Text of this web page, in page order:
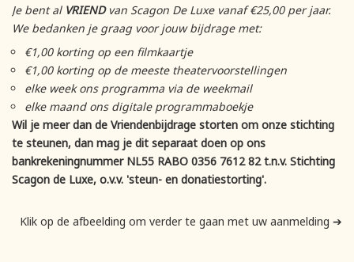
Home Locatie Agenda Contact
Je bent al VRIENDvan Scagon De Luxe vanaf €25,00 per jaar.
We bedanken je graag voor jouw bijdrage met:
€1,00 korting op een filmkaartje
€1,00 korting op de meeste theatervoorstellingen
elke week ons programma via de weekmail
elke maand ons digitale programmaboekje
Wil je meer dan de Vriendenbijdrage storten om onze stichting
te steunen, dan mag je dit separaat doen op ons
bankrekeningnummer NL55 RABO 0356 7612 82 t.n.v. Stichting
Scagon de Luxe, o.v.v. 'steun- en donatiestorting'.
Klik op de afbeelding om verder te gaan met uw aanmelding ➔